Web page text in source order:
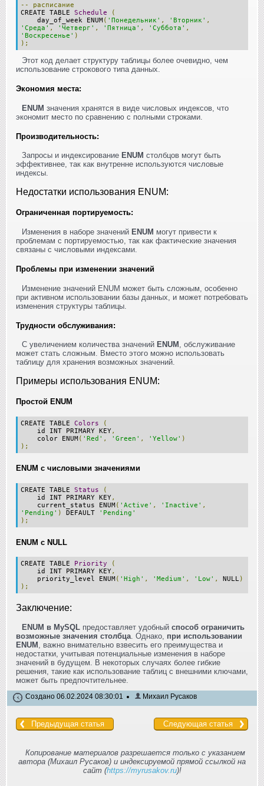
--
расписание
CREATE TABLE Schedule
(
day_of_week ENUM( 'Понедельник' , 'Вторник' ,
'Среда' , 'Четверг' , 'Пятница' , 'Суббота' ,
'Воскресенье' )
);
Этот код делает структуру таблицы более очевидно, чем
использование строкового типа данных.
Экономия места:
ENUM значения хранятся в виде числовых индексов, что
экономит место по сравнению с полными строками.
Производительность:
Запросы и индексирование ENUM столбцов могут быть
эффективнее, так как внутренне используются числовые
индексы.
Недостатки использования ENUM:
Ограниченная портируемость:
Изменения в наборе значений ENUM могут привести к
проблемам с портируемостью, так как фактические значения
связаны с числовыми индексами.
Проблемы при изменении значений
Изменение значений ENUM может быть сложным, особенно
при активном использовании базы данных, и может потребовать
изменения структуры таблицы.
Трудности обслуживания:
С увеличением количества значений ENUM , обслуживание
может стать сложным. Вместо этого можно использовать
таблицу для хранения возможных значений.
Примеры использования ENUM:
Простой ENUM
CREATE TABLE Colors
(
id INT PRIMARY KEY,
color ENUM( 'Red' , 'Green' , 'Yellow' )
);
ENUM с числовыми значениями
CREATE TABLE Status
(
id INT PRIMARY KEY,
current_status ENUM( 'Active' , 'Inactive' ,
'Pending' ) DEFAULT
'Pending'
);
ENUM с NULL
CREATE TABLE Priority
(
id INT PRIMARY KEY,
priority_level ENUM ( 'High' , 'Medium' , 'Low' , NULL)
);
Заключение:
ENUM в MySQL предоставляет удобный способ ограничить
возможные значения столбца . Однако, при использовании
ENUM
, важно внимательно взвесить его преимущества и
недостатки, учитывая потенциальные изменения в наборе
значений в будущем. В некоторых случаях более гибкие
решения, такие как использование таблиц с внешними ключами,
может быть предпочтительнее.
Создано 06.02.2024 08:30:01 Михаил Русаков
Предыдущая статья Следующая статья
Копирование материалов разрешается только с указанием
автора (Михаил Русаков) и индексируемой прямой ссылкой на
сайт (https://myrusakov.ru)!